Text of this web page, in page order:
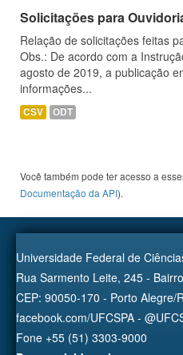
Solicitações para
Relação de solicitações feitas
Obs.: De acordo com a
agosto de 2019, a publicação
informações...
CSV ODT
Você também pode ter acesso a
Documentação da API).
Universidade Federal de
Rua Sarmento Leite, 245 -
CEP: 90050-170 - Porto Alegre/
facebook.com/UFCSPA -
Fone +55 (51) 3303-9000